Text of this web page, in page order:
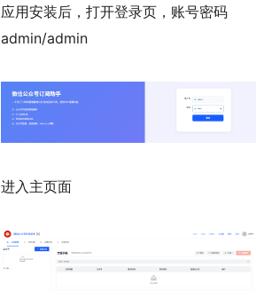
应用安装后，打开登录页，账号密码
admin/admin
进入主页面